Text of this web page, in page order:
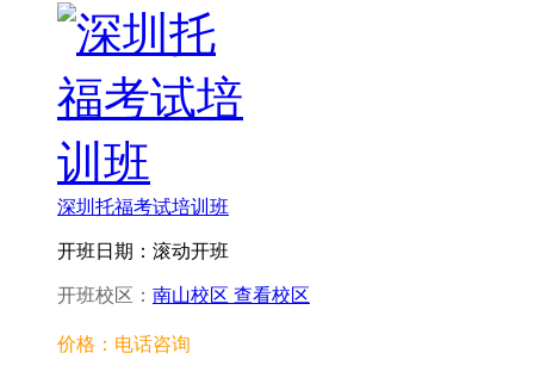
深圳托福考试培训班
开班日期：滚动开班
开班校区： 南山校区 查看校区
价格：电话咨询